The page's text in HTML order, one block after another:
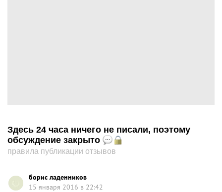
Здесь 24 часа ничего не писали, поэтому
обсуждение закрыто
правила публикации отзывов
борис ладенников
15 января 2016 в 22:42